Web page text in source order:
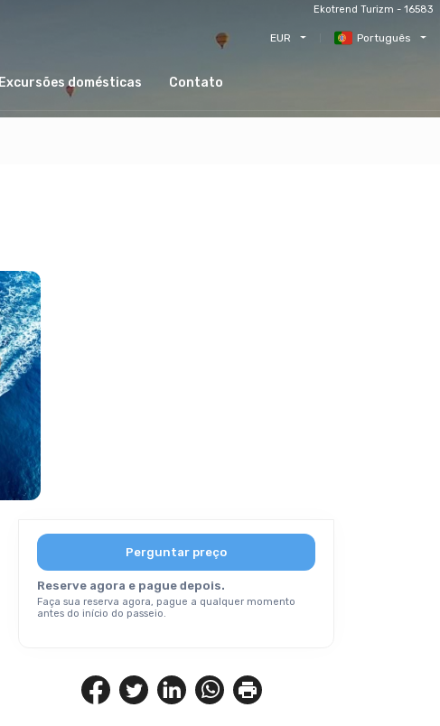
Ekotrend Turizm - 16583
EUR Português
Excursões domésticas Contato
Perguntar preço
Reserve agora e pague depois.
Faça sua reserva agora, pague a qualquer momento
antes do início do passeio.